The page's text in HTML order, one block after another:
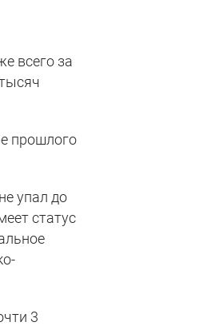
всего за
прошлого
упал до
статус
3